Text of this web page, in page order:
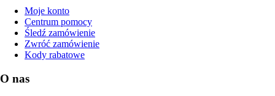
Moje konto
Centrum pomocy
Śledź zamówienie
Zwróć zamówienie
Kody rabatowe
O nas